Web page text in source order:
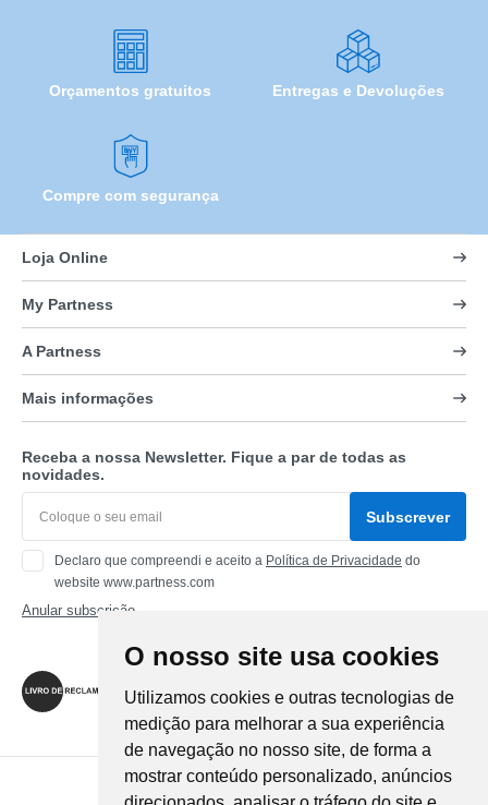
O nosso site usa cookies
Utilizamos cookies e outras tecnologias de
medição para melhorar a sua experiência
de navegação no nosso site, de forma a
mostrar conteúdo personalizado, anúncios
Orçamentos gratuitos Entregas e Devoluções
Compre com segurança
Loja Online
My Partness
A Partness
Mais informações
Receba a nossa Newsletter. Fique a par de todas as
novidades.
Subscrever
Declaro que compreendi e aceito a Política de Privacidade do
website www.partness.com
Anular subscrição
Siga-nos
Método de Pagamento